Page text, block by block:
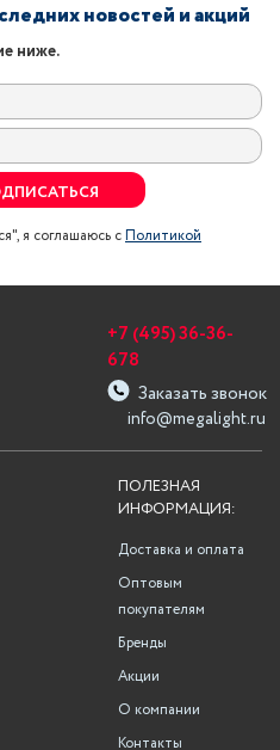
новостей и акций
ниже.
я соглашаюсь сПолитикой
info@megalight.ru
+7 (495) 36-36-
678
Заказать звонок
ПОЛЕЗНАЯ
ИНФОРМАЦИЯ:
Доставка и оплата
Оптовым
покупателям
Бренды
Акции
О компании
Контакты